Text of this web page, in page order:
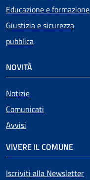
Educazione e formazione
Giustizia e sicurezza
pubblica
NOVITÀ
Notizie
Comunicati
Avvisi
VIVERE IL COMUNE
Iscriviti alla Newsletter